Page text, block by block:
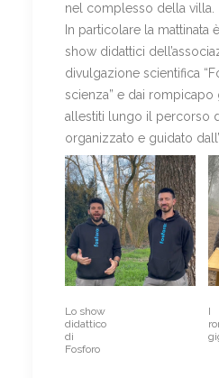
nel complesso della villa.
In particolare la mattinata
show didattici
divulgazione scientifica
scienza” e dai rompicapo
allestiti lungo il percorso
organizzato e guidato
Lo show
didattico
di
Fosforo
I